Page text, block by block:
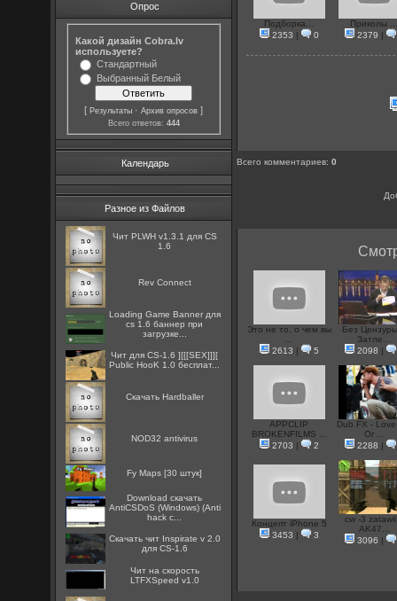
Опрос
Какой дизайн Cobra.lv
используете?
Стандартный
Выбранный Белый
[Результаты ·Архив опросов ]
Всего ответов: 444
Календарь
Разное из Файлов
Чит PLWH v1.3.1 для CS
1.6
Rev Connect
Loading Game Banner для
cs 1.6 баннер при
загрузке...
Чит для CS-1.6 ][[[SEX]]][
Public HooK 1.0 бесплат...
Скачать Hardballer
NOD32 antivirus
Fy Maps [30 штук]
Download скачать
AntiCSDoS (Windows) (Anti
hack c...
Скачать чит Inspirate v 2.0
для CS-1.6
Чит на скорость
LTFXSpeed v1.0
Подборка...
2353 | 0
Приколы
2379 |
Всего комментариев:0
Это не то, о чем вы
2613 | 5
Без
Затле...
2098 |
APPCLIP
BROKENFILMS ...
2703 | 2
Dub FX -
Or ...
2288 |
Концепт iPhone 5
3453 | 3
cw -3
AK47...
3096 |